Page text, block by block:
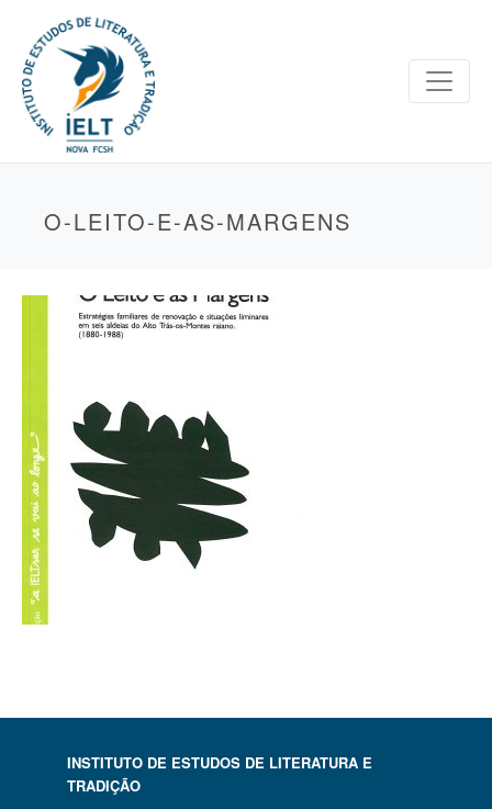
O-LEITO-E-AS-MARGENS
INSTITUTO DE ESTUDOS DE LITERATURA E
TRADIÇÃO